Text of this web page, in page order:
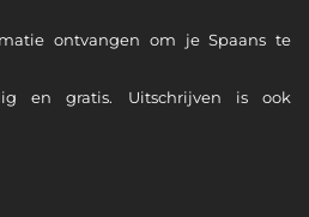
ontvangen om je Spaans te
en gratis. Uitschrijven is ook